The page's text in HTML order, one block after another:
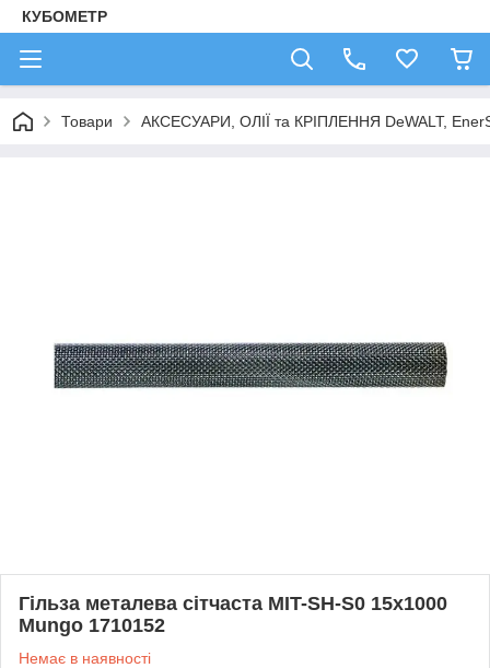
КУБОМЕТР
Товари АКСЕСУАРИ, ОЛІЇ та КРІПЛЕННЯ DeWALT,
Гільза металева сітчаста MIT-SH-S0 15x1000
Mungo 1710152
Немає в наявності